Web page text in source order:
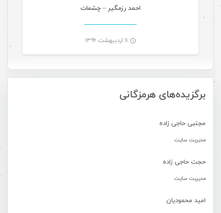
برگزیده‌های هرمزگانی
مجتبی حاجی زاده
مدیریت سایت
حجت حاجی زاده
مدیریت سایت
امید محمودیان
احمد رزمگیر – چشمات
۱۱ اردیبهشت ۱۳۹۶